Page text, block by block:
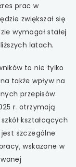
prac w
zwiększał się
wymagał stałej
latach.
to nie tylko
także wpływ na
przepisów
r. otrzymają
kształcących
szczególne
wskazane w